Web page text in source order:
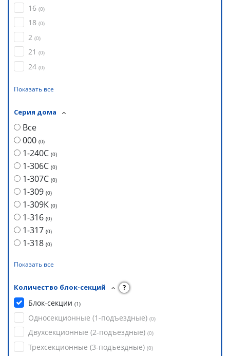
16 (0)
18 (0)
2 (0)
21 (0)
24 (0)
Показать все
Серия дома
Все
000 (0)
1-240С (0)
1-306С (0)
1-307С (0)
1-309 (0)
1-309К (0)
1-316 (0)
1-317 (0)
1-318 (0)
Показать все
Количество блок-секций ?
Блок-секции (1)
Односекционные (1-подъездные) (0)
Двухсекционные (2-подъездные) (0)
Трехсекционные (3-подъездные) (0)